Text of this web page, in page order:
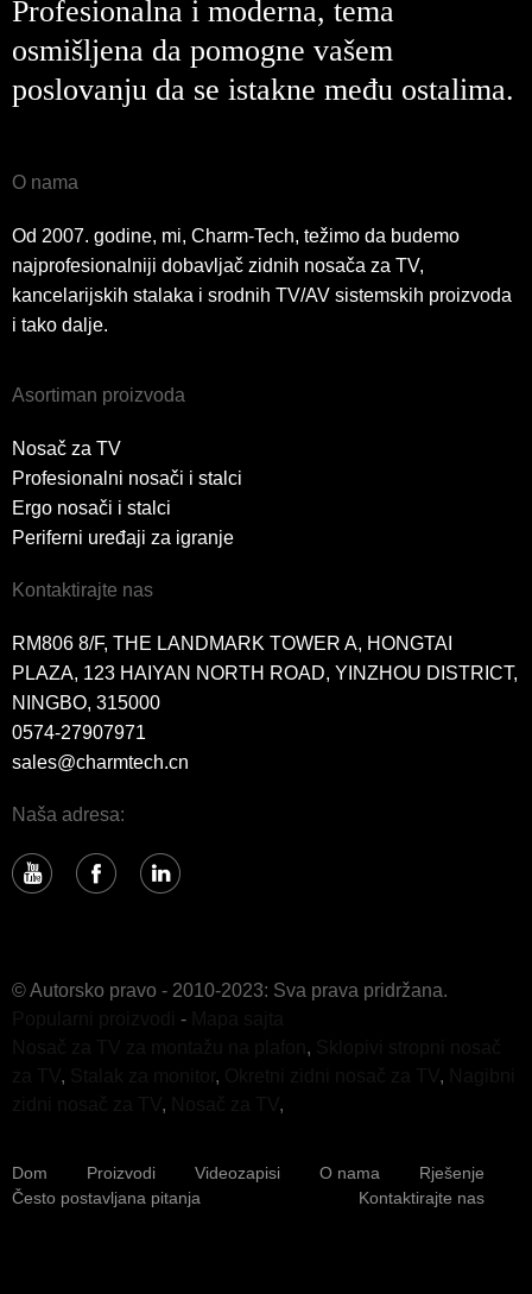
Profesionalna i moderna, tema
osmišljena da pomogne vašem
poslovanju da se istakne među ostalima.
O nama
Od 2007. godine, mi, Charm-Tech, težimo da budemo
najprofesionalniji dobavljač zidnih nosača za TV,
kancelarijskih stalaka i srodnih TV/AV sistemskih proizvoda
i tako dalje.
Asortiman proizvoda
Nosač za TV
Profesionalni nosači i stalci
Ergo nosači i stalci
Periferni uređaji za igranje
Kontaktirajte nas
RM806 8/F, THE LANDMARK TOWER A, HONGTAI
PLAZA, 123 HAIYAN NORTH ROAD, YINZHOU DISTRICT,
NINGBO, 315000
0574-27907971
sales@charmtech.cn
Naša adresa:
© Autorsko pravo - 2010-2023: Sva prava pridržana.
-
,
, , ,
, ,
Dom Proizvodi Videozapisi O nama
Rješenje
Često postavljana pitanja
Kontaktirajte nas